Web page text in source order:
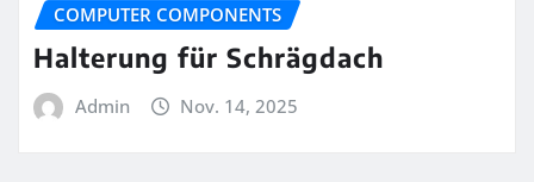
COMPUTER COMPONENTS
Halterung für Schrägdach
Admin Nov. 14, 2025